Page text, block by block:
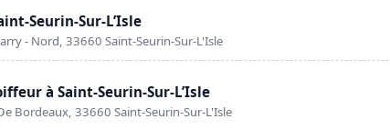
Seurin-Sur-L’Isle
- Nord, 33660 Saint-Seurin-Sur-L'Isle
à Saint-Seurin-Sur-L’Isle
Bordeaux, 33660 Saint-Seurin-Sur-L'Isle